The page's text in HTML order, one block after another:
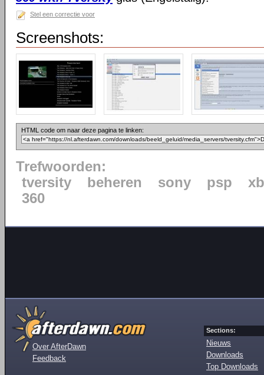
Stel een correctie voor
Screenshots:
HTML code om naar deze pagina te linken:
Trefwoorden:
tversity
beheren sony psp
360
Over AfterDawn
Feedback
Sections:
Nieuws
Downloads
Top Downloads